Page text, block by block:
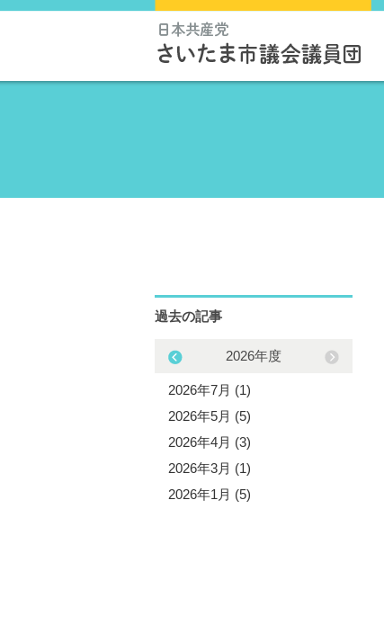
過去の記事
2026年度
2026年7月 (1)
2026年5月 (5)
2026年4月 (3)
2026年3月 (1)
2026年1月 (5)